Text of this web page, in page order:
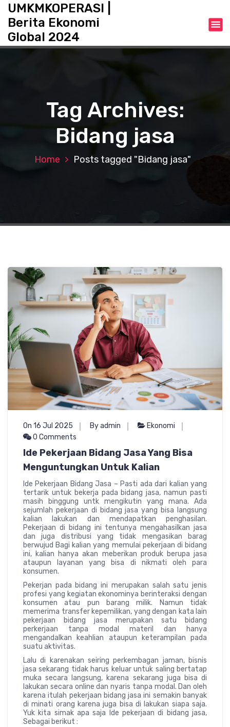
t
UMKMKOPERASI |
Berita Ekonomi
Global 2024
Tag Archives:
Bidang jasa
Home Posts tagged "Bidang jasa"
On 16 Jul 2025 By admin
Ekonomi
0 Comments
Ide Pekerjaan Bidang Jasa Yang Bisa
Menguntungkan Untuk Kalian
Ide Pekerjaan Bidang Jasa – Pasti ada dari kalian yang
tertarik untuk bekerja pada bidang jasa, namun pasti
masih binggung untk mengikutin yang mana. Ada
sejumlah pekerjaan di bidang jasa yang bisa langsung
kalian lakukan dan mendapatkan penghasilan.
Pekerjaan di bidang ini tentunya mengahasilkan jasa
dan juga distribusi yang tidak mengasikan barag
berwujud Bagi kalian yang memulai pekerjaan di bidang
ini, kalian hanya akan meberikan produk berupa jasa
ataupun layanan yang bisa di nikmati oleh para
konsumen.
Pekerjan pada bidang ini merupakan salah satu jenis
profesi yang kegiatan ekonominya berinteraksi dengan
konsumen atau pun barang milik. Namun tidak
memerima transfer kepemilikan, yang dengan kata lain
pekerjaan bidang jasa merupakan satu bidang
perkerjaan tanpa modal materil dan hanya
mengandalkan keahlian ataupun keterampilan pada
suatu aktivitas.
Lalu di karenakan seiring perkembagan jaman, bisnis
jasa sekarang tidak harus keluar untuk saling bertatap
muka secara langsung, karena sekarang juga bisa di
lakukan secara online dan nyaris tanpa modal. Dan oleh
karena itulah pekerjaan bidang jasa ini semakin banyak
di minati orang karena juga bisa di lakukan siapa saja.
Yuk kita simak apa saja Ide pekerjaan di bidang jasa,
Sebagai berikut :